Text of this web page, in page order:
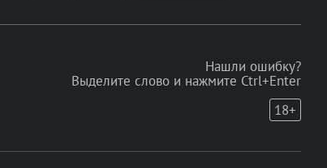
Нашли ошибку?
Выделите слово и нажмите Ctrl+Enter
18+